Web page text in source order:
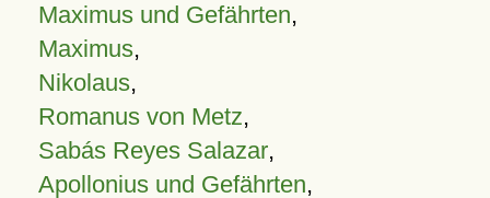
Maximus und Gefährten,
Maximus,
Nikolaus,
Romanus von Metz,
Sabás Reyes Salazar,
Apollonius und Gefährten,